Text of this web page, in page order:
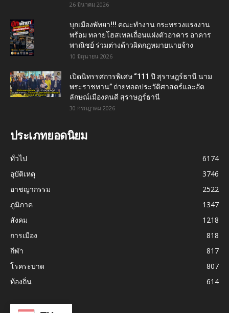
26 มีนาคม 2026
บุกเมืองพัทยา!!! คณะทำงาน กระทรวงแรงงาน
พร้อม ทลายโฮสเทลเถื่อนแฝงตัวอาคาร อาคาร
พาณิชย์ ร่วมต่างด้าวผิดกฎหมายนายจ้าง
10 มิถุนายน 2026
เปิดนิทรรศการพิเศษ “111 ปี สุราษฎร์ธานี นาม
พระราชทาน” ถ่ายทอดประวัติศาสตร์และอัต
ลักษณ์เมืองคนดี สุราษฎร์ธานี
30 กรกฎาคม 2026
ประเภทยอดนิยม
ทั่วไป
6174
อุบัติเหตุ
3746
อาชญากรรม
2522
ภูมิภาค
1347
สังคม
1218
การเมือง
818
กีฬา
817
โรคระบาด
807
ท้องถิ่น
614